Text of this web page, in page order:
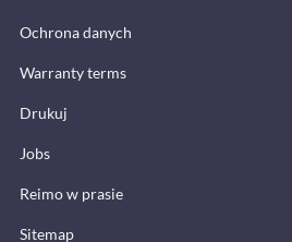
Ochrona danych
Warranty terms
Drukuj
Jobs
Reimo w prasie
Sitemap